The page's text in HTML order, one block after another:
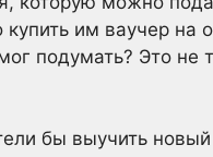
им ваучер на
подумать? Это не
бы выучить